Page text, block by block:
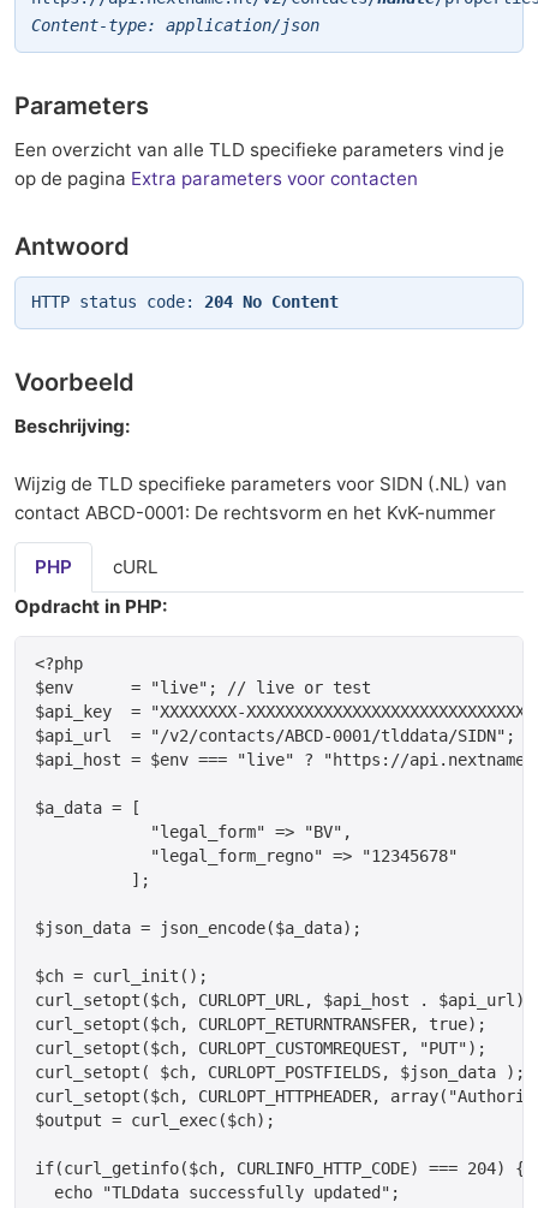
Content-type: application/json
Parameters
Een overzicht van alle TLD specifieke parameters vind je
op de pagina Extra parameters voor contacten
Antwoord
HTTP status code: 204 No Content
Voorbeeld
Beschrijving:
Wijzig de TLD specifieke parameters voor SIDN (.NL) van
contact ABCD-0001: De rechtsvorm en het KvK-nummer
PHP
cURL
Opdracht in PHP:
<?php
$env      = "live"; // live or test
$api_key  = "XXXXXXXX-
$api_url  = "/v2/contacts/ABCD-0001/tlddata/SIDN";
$api_host = $env === "live" ? "https://
$a_data = [
            "legal_form" => "BV",
            "legal_form_regno" => "12345678"
$json_data = json_encode($a_data);
$ch = curl_init();
curl_setopt($ch, CURLOPT_URL, $api_host . $api_url);
curl_setopt($ch, CURLOPT_RETURNTRANSFER, true);
curl_setopt($ch, CURLOPT_CUSTOMREQUEST, "PUT");
curl_setopt( $ch, CURLOPT_POSTFIELDS, $json_data );
curl_setopt($ch, CURLOPT_HTTPHEADER,
$output = curl_exec($ch);
if(curl_getinfo($ch, CURLINFO_HTTP_CODE) === 204) {
  echo "TLDdata successfully updated";